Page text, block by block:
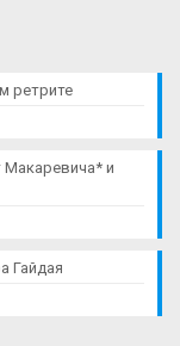
ретрите
Макаревича* и
Гайдая